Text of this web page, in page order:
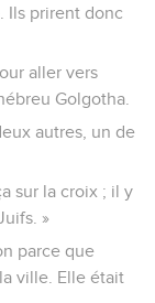
Ils prirent donc
aller vers
Golgotha.
autres, un de
sur la croix ; il y
»
parce que
ville. Elle était